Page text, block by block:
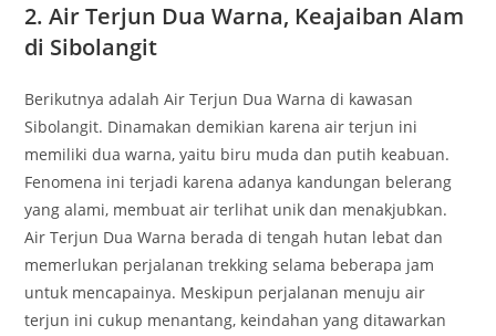
2. Air Terjun Dua Warna, Keajaiban Alam
di Sibolangit
Berikutnya adalah Air Terjun Dua Warna di kawasan
Sibolangit. Dinamakan demikian karena air terjun ini
memiliki dua warna, yaitu biru muda dan putih keabuan.
Fenomena ini terjadi karena adanya kandungan belerang
yang alami, membuat air terlihat unik dan menakjubkan.
Air Terjun Dua Warna berada di tengah hutan lebat dan
memerlukan perjalanan trekking selama beberapa jam
untuk mencapainya. Meskipun perjalanan menuju air
terjun ini cukup menantang, keindahan yang ditawarkan